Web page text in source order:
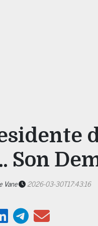
Son
Vane
2026-03-30T17:43:16